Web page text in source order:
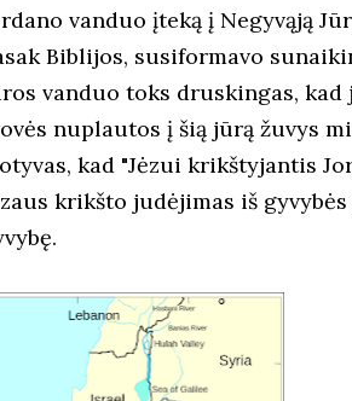
vanduo įteką į Negyvąją
Biblijos, susiformavo
vanduo toks druskingas,
nuplautos į šią jūrą žuvys
kad "Jėzui krikštyjantis
krikšto judėjimas iš